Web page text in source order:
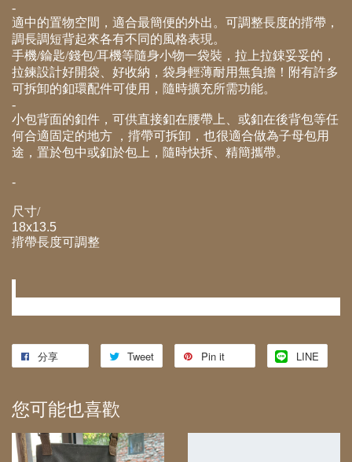
-
適中的置物空間，適合最簡便的外出。可調整長度的揹帶，
調長調短背起來各有不同的風格表現。
手機/錀匙/錢包/耳機等隨身小物一袋裝，拉上拉鋉妥妥的，
拉鍊設計好開袋、好收納，袋身輕薄耐用無負擔！附有許多
可拆卸的釦環配件可使用，隨時擴充所需功能。
-
小包背面的釦件，可供直接釦在腰帶上、或釦在後背包等任
何合適固定的地方 ，揹帶可拆卸，也很適合做為子母包用
途，置於包中或釦於包上，隨時快拆、精簡攜帶。
-
尺寸/
18x13.5
揹帶長度可調整
分享 Tweet Pin it LINE
您可能也喜歡